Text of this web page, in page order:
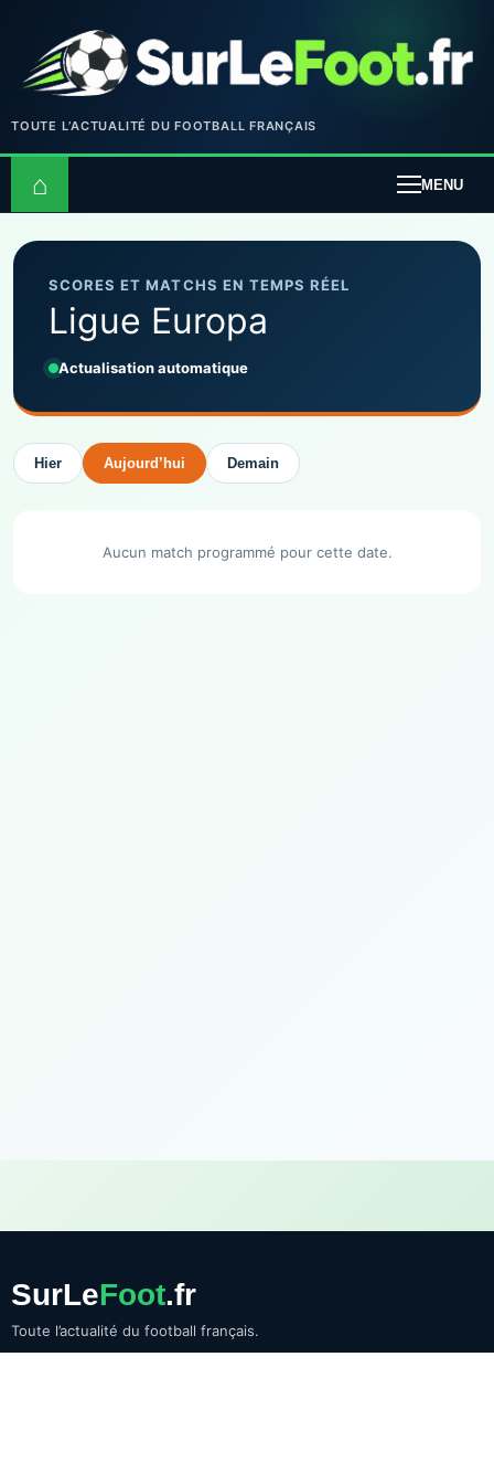
TOUTE L’ACTUALITÉ DU FOOTBALL FRANÇAIS
⌂ MENU
SCORES ET MATCHS EN TEMPS RÉEL
Ligue Europa
Actualisation automatique
Hier Aujourd’hui Demain
Aucun match programmé pour cette date.
SurLeFoot.fr
Toute l’actualité du football français.